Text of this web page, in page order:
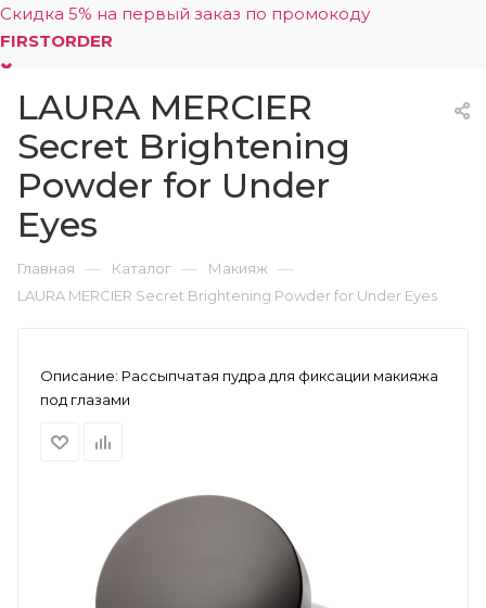
Скидка 5% на первый заказ по промокоду
FIRSTORDER
0
LAURA MERCIER
Secret Brightening
Powder for Under
Eyes
Главная — Каталог — Макияж —
LAURA MERCIER Secret Brightening Powder for Under Eyes
Описание: Рассыпчатая пудра для фиксации макияжа
под глазами